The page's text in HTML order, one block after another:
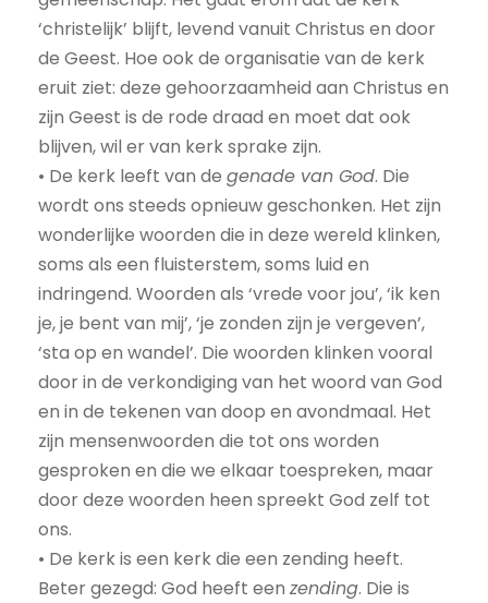
‘christelijk’ blijft, levend vanuit Christus en door
de Geest. Hoe ook de organisatie van de kerk
eruit ziet: deze gehoorzaamheid aan Christus en
zijn Geest is de rode draad en moet dat ook
blijven, wil er van kerk sprake zijn.
• De kerk leeft van de genade van God. Die
wordt ons steeds opnieuw geschonken. Het zijn
wonderlijke woorden die in deze wereld klinken,
soms als een fluisterstem, soms luid en
indringend. Woorden als ‘vrede voor jou’, ‘ik ken
je, je bent van mij’, ‘je zonden zijn je vergeven’,
‘sta op en wandel’. Die woorden klinken vooral
door in de verkondiging van het woord van God
en in de tekenen van doop en avondmaal. Het
zijn mensenwoorden die tot ons worden
gesproken en die we elkaar toespreken, maar
door deze woorden heen spreekt God zelf tot
ons.
• De kerk is een kerk die een zending heeft.
Beter gezegd: God heeft een zending. Die is